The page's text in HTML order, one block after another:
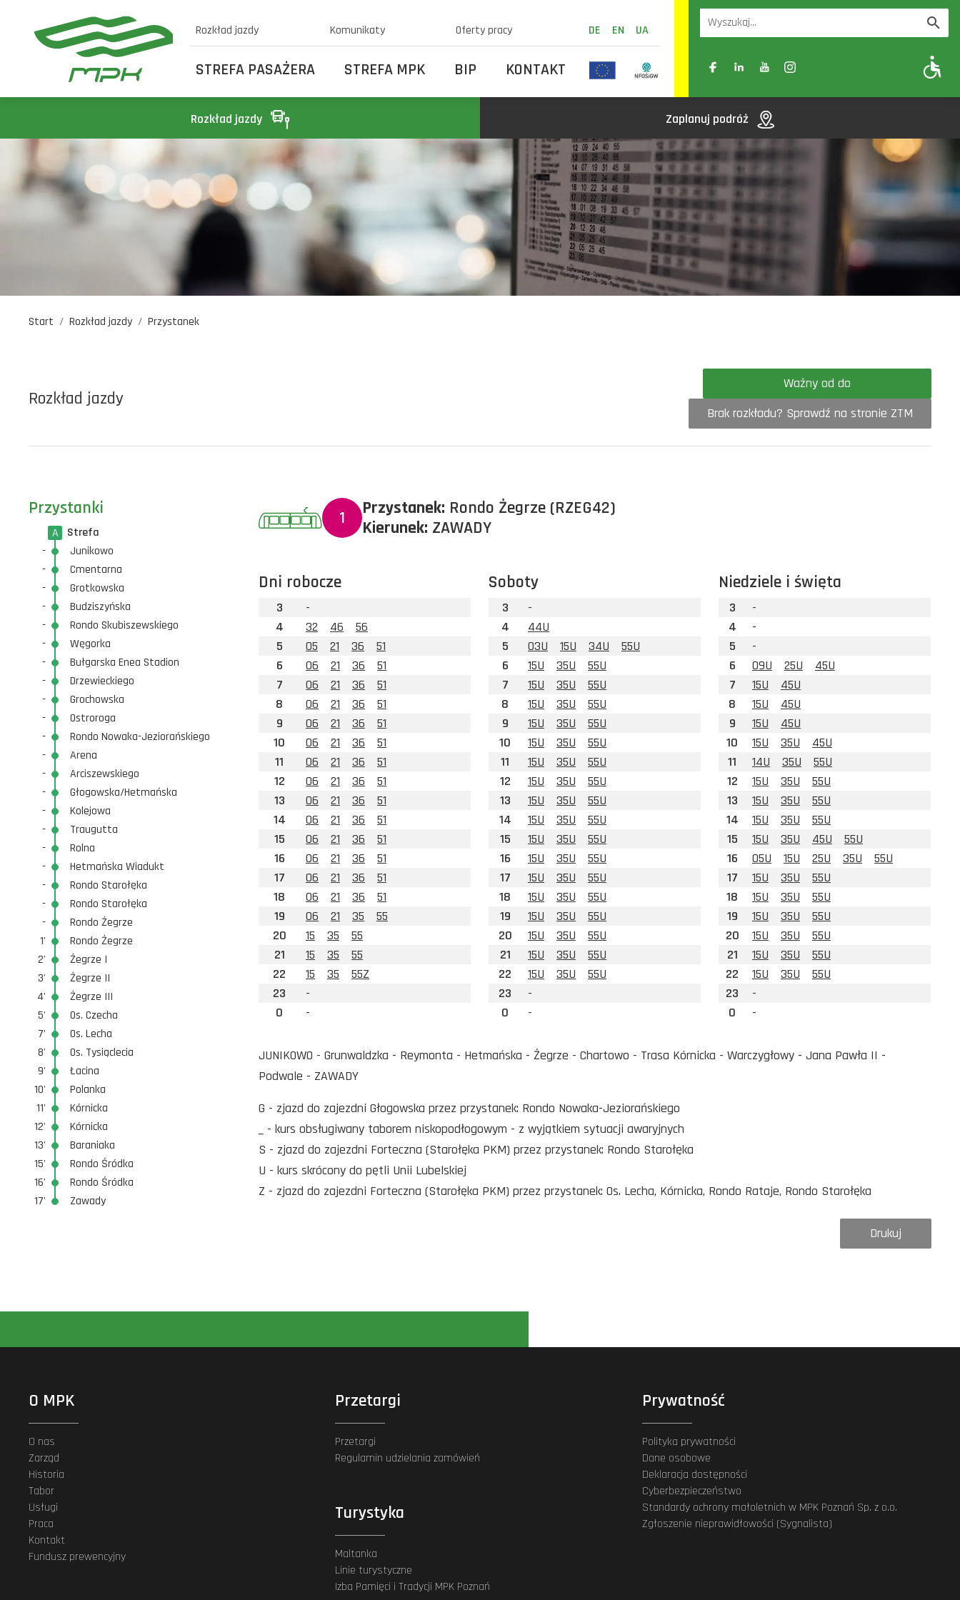
Rozkład jazdy Komunikaty Oferty pracy DE EN UA
STREFA PASAŻERA STREFA MPK BIP KONTAKT A- A A+
Rozkład jazdy Zaplanuj podróż
Start Rozkład jazdy Przystanek
Rozkład jazdy
Ważny od do
Brak rozkładu? Sprawdź na stronie ZTM
Przystanki
A
Strefa
-
Junikowo
-
Cmentarna
-
Grotkowska
-
Budziszyńska
-
Rondo Skubiszewskiego
-
Węgorka
-
Bułgarska Enea Stadion
-
Drzewieckiego
-
Grochowska
-
Ostroroga
-
Rondo Nowaka-Jeziorańskiego
-
Arena
-
Arciszewskiego
-
Głogowska/Hetmańska
-
Kolejowa
-
Traugutta
-
Rolna
-
Hetmańska Wiadukt
-
Rondo Starołęka
-
Rondo Starołęka
-
Rondo Żegrze
1'
Rondo Żegrze
2'
Żegrze I
3'
Żegrze II
4'
Żegrze III
5'
Os. Czecha
7'
Os. Lecha
8'
Os. Tysiąclecia
9'
Łacina
10'
Polanka
11'
Kórnicka
12'
Kórnicka
13'
Baraniaka
15'
Rondo Śródka
16'
Rondo Śródka
17'
Zawady
1 Przystanek: Rondo Żegrze (RZEG42)
Kierunek: ZAWADY
Dni robocze
3
-
4
32 46
56
5
05 21 36
51
6
06 21 36
51
7
06 21 36
51
8
06 21 36
51
9
06 21 36
51
10
06 21 36
51
11
06 21 36
51
12
06 21 36
51
13
06 21 36
51
14
06 21 36
51
15
06 21 36
51
16
06 21 36
51
17
06 21 36
51
18
06 21 36
51
19
06 21 35
55
20
15 35
55
21
15 35
55
22
15 35
55Z
23
-
0
-
Soboty
3
-
4
44U
5
03U 15U 34U
55U
6
15U 35U
55U
7
15U 35U
55U
8
15U 35U
55U
9
15U 35U
55U
10
15U 35U
55U
11
15U 35U
55U
12
15U 35U
55U
13
15U 35U
55U
14
15U 35U
55U
15
15U 35U
55U
16
15U 35U
55U
17
15U 35U
55U
18
15U 35U
55U
19
15U 35U
55U
20
15U 35U
55U
21
15U 35U
55U
22
15U 35U
55U
23
-
0
-
Niedziele i święta
3
-
4
-
5
-
6
09U 25U
45U
7
15U
45U
8
15U
45U
9
15U
45U
10
15U 35U
45U
11
14U 35U
55U
12
15U 35U
55U
13
15U 35U
55U
14
15U 35U
55U
15
15U 35U 45U
55U
16
05U 15U 25U 35U
55U
17
15U 35U
55U
18
15U 35U
55U
19
15U 35U
55U
20
15U 35U
55U
21
15U 35U
55U
22
15U 35U
55U
23
-
0
-
JUNIKOWO - Grunwaldzka - Reymonta - Hetmańska - Żegrze - Chartowo - Trasa Kórnicka - Warczygłowy - Jana Pawła II -
Podwale - ZAWADY
G - zjazd do zajezdni Głogowska przez przystanek: Rondo Nowaka-Jeziorańskiego
_ - kurs obsługiwany taborem niskopodłogowym - z wyjątkiem sytuacji awaryjnych
S - zjazd do zajezdni Forteczna (Starołęka PKM) przez przystanek: Rondo Starołęka
U - kurs skrócony do pętli Unii Lubelskiej
Z - zjazd do zajezdni Forteczna (Starołęka PKM) przez przystanek: Os. Lecha, Kórnicka, Rondo Rataje, Rondo Starołęka
Drukuj
O MPK
O nas
Zarząd
Historia
Tabor
Usługi
Praca
Kontakt
Fundusz prewencyjny
Przetargi
Przetargi
Regulamin udzielania zamówień
Turystyka
Maltanka
Linie turystyczne
Izba Pamięci i Tradycji MPK Poznań
Prywatność
Polityka prywatności
Dane osobowe
Deklaracja dostępności
Cyberbezpieczeństwo
Standardy ochrony małoletnich w MPK Poznań Sp. z o.o.
Zgłoszenie nieprawidłowości (Sygnalista)